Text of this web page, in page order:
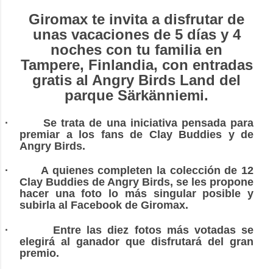
Giromax te invita a disfrutar de
unas vacaciones de 5 días y 4
noches con tu familia en
Tampere, Finlandia, con entradas
gratis al Angry Birds Land del
parque Särkänniemi.
·
Se trata de una iniciativa pensada para
premiar a los fans de Clay Buddies y de
Angry Birds.
·
A quienes completen la colección de 12
Clay Buddies de Angry Birds, se les propone
hacer una foto lo más singular posible y
subirla al Facebook de Giromax.
·
Entre las diez fotos más votadas se
elegirá al ganador que disfrutará del gran
premio.